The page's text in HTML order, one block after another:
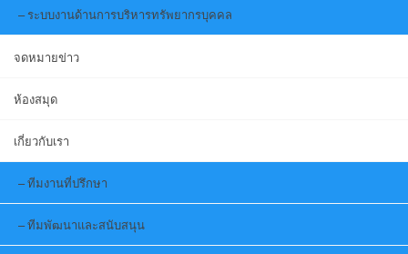
ระบบงานด้านการบริหารทรัพยากรบุคคล
จดหมายข่าว
ห้องสมุด
เกี่ยวกับเรา
ทีมงานที่ปรึกษา
ทีมพัฒนาและสนับสนุน